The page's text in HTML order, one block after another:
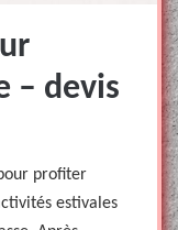
– devis
profiter
estivales